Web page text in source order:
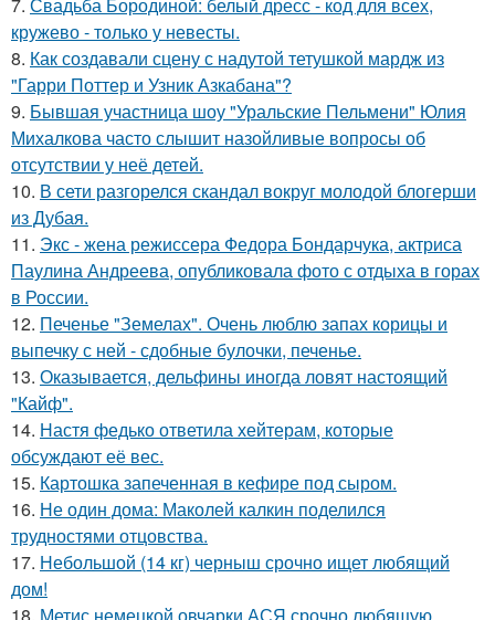
7. Свадьба Бородиной: белый дресс - код для всех,
кружево - только у невесты.
8. Как создавали сцену с надутой тетушкой мардж из
"Гарри Поттер и Узник Азкабана"?
9. Бывшая участница шоу "Уральские Пельмени" Юлия
Михалкова часто слышит назойливые вопросы об
отсутствии у неё детей.
10. В сети разгорелся скандал вокруг молодой блогерши
из Дубая.
11. Экс - жена режиссера Федора Бондарчука, актриса
Паулина Андреева, опубликовала фото с отдыха в горах
в России.
12. Печенье "Земелах". Очень люблю запах корицы и
выпечку с ней - сдобные булочки, печенье.
13. Оказывается, дельфины иногда ловят настоящий
"Кайф".
14. Настя федько ответила хейтерам, которые
обсуждают её вес.
15. Картошка запеченная в кефире под сыром.
16. Не один дома: Маколей калкин поделился
трудностями отцовства.
17. Небольшой (14 кг) черныш срочно ищет любящий
дом!